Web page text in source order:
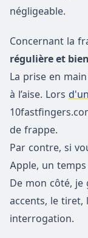
négligeable.
Concernant la
régulière et
La prise en
à l’aise. Lors
de frappe.
Par contre, si
Apple, un temps
De mon côté,
accents, le tiret,
interrogation.